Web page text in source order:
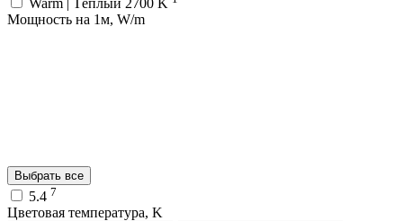
Мощность на 1м, W/m
Выбрать все
5.4 7
Цветовая температура, K